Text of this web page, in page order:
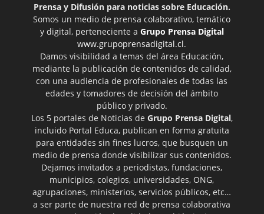
Prensa y Difusión para noticias sobre Educación.
Somos un medio de prensa colaborativo, temático
y digital, perteneciente a Grupo Prensa Digital
www.grupoprensadigital.cl.
Damos visibilidad a temas del área Educación,
mediante la publicación de contenidos de calidad,
con una audiencia de profesionales de todas las
edades y tomadores de decisión del ámbito
público y privado.
Los 5 portales de Noticias de Grupo Prensa Digital,
incluido Portal Educa, publican en forma gratuita
para entidades sin fines lucros, que busquen un
medio de prensa donde visibilizar sus contenidos.
Dejamos invitados a periodistas, fundaciones,
municipios, colegios, universidades, ONG,
agrupaciones, ministerios, servicios públicos, etc…
a ser parte de nuestra red de prensa colaborativa